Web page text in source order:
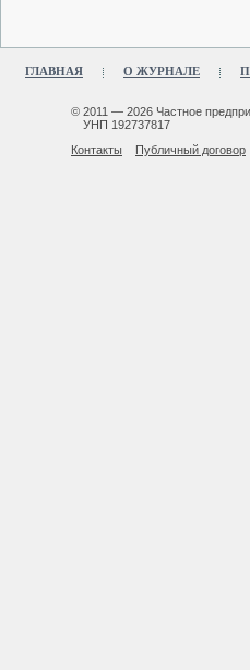
ГЛАВНАЯ О ЖУРНАЛЕ
© 2011 — 2026 Частное
УНП 192737817
Контакты
Публичный договор